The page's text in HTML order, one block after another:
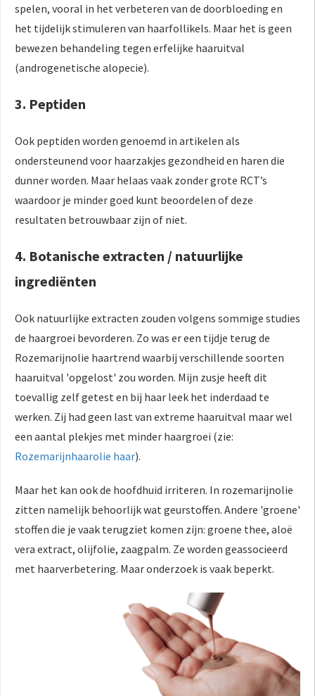
spelen, vooral in het verbeteren van de doorbloeding en
het tijdelijk stimuleren van haarfollikels. Maar het is geen
bewezen behandeling tegen erfelijke haaruitval
(androgenetische alopecie).
3. Peptiden
Ook peptiden worden genoemd in artikelen als
ondersteunend voor haarzakjes­ gezondheid en haren die
dunner worden. Maar helaas vaak zonder grote RCT’s
waardoor je minder goed kunt beoordelen of deze
resultaten betrouwbaar zijn of niet.
4. Botanische extracten / natuurlijke
ingrediënten
Ook natuurlijke extracten zouden volgens sommige studies
de haargroei bevorderen. Zo was er een tijdje terug de
Rozemarijnolie haartrend waarbij verschillende soorten
haaruitval 'opgelost' zou worden. Mijn zusje heeft dit
toevallig zelf getest en bij haar leek het inderdaad te
werken. Zij had geen last van extreme haaruitval maar wel
een aantal plekjes met minder haargroei (zie:
Rozemarijnhaarolie haar).
Maar het kan ook de hoofdhuid irriteren. In rozemarijnolie
zitten namelijk behoorlijk wat geurstoffen. Andere 'groene'
stoffen die je vaak terugziet komen zijn: groene thee, aloë
vera extract, olijfolie, zaagpalm. Ze worden geassocieerd
met haarverbetering. Maar onderzoek is vaak beperkt.